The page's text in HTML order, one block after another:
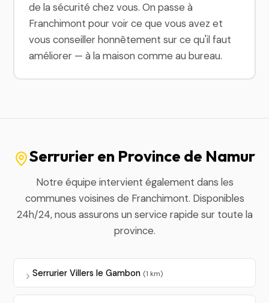
de la sécurité chez vous. On passe à
Franchimont pour voir ce que vous avez et
vous conseiller honnêtement sur ce qu'il faut
améliorer — à la maison comme au bureau.
Serrurier en Province de Namur
Notre équipe intervient également dans les
communes voisines de Franchimont. Disponibles
24h/24, nous assurons un service rapide sur toute la
province.
Serrurier Villers le Gambon (1 km)